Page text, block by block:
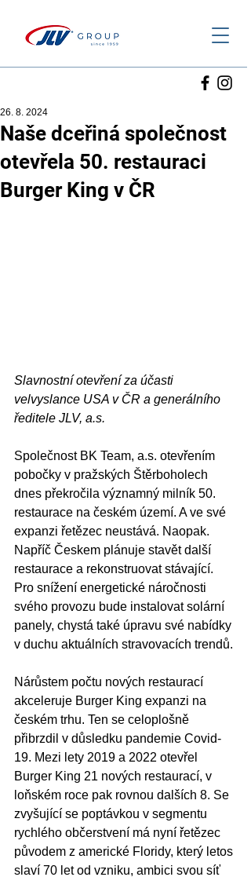
Naše dceřiná společnost
otevřela 50. restauraci
Burger King v ČR
26. 8. 2024
Slavnostní otevření za účasti
velvyslance USA v ČR a generálního
ředitele JLV, a.s.
Společnost BK Team, a.s. otevřením
pobočky v pražských Štěrboholech
dnes překročila významný milník 50.
restaurace na českém území. A ve své
expanzi řetězec neustává. Naopak.
Napříč Českem plánuje stavět další
restaurace a rekonstruovat stávající.
Pro snížení energetické náročnosti
svého provozu bude instalovat solární
panely, chystá také úpravu své nabídky
v duchu aktuálních stravovacích trendů.
Nárůstem počtu nových restaurací
akceleruje Burger King expanzi na
českém trhu. Ten se celoplošně
přibrzdil v důsledku pandemie Covid-
19. Mezi lety 2019 a 2022 otevřel
Burger King 21 nových restaurací, v
loňském roce pak rovnou dalších 8. Se
zvyšující se poptávkou v segmentu
rychlého občerstvení má nyní řetězec
původem z americké Floridy, který letos
slaví 70 let od vzniku, ambici svou síť